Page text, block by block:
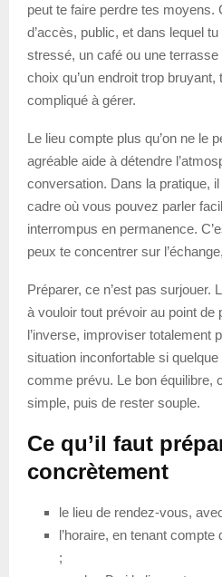
peut te faire perdre tes moyens.
d’accès, public, et dans lequel
stressé, un café ou une
choix qu’un endroit trop bruyant,
compliqué à gérer.
Le lieu compte plus qu’on ne le
agréable aide à détendre
conversation. Dans la pratique,
cadre où vous pouvez parler
interrompus en permanence.
peux te concentrer sur
Préparer, ce n’est pas surjouer.
à vouloir tout prévoir au point de
l’inverse, improviser totalement
situation inconfortable si
comme prévu. Le bon équilibre,
simple, puis de rester souple.
Ce qu’il faut
concrètement
le lieu de rendez-vous,
l’horaire, en tenant
;